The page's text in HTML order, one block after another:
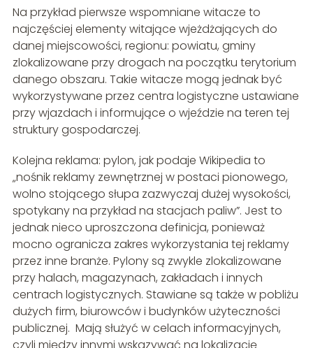
Na przykład pierwsze wspomniane witacze to
najczęściej elementy witające wjeżdżających do
danej miejscowości, regionu: powiatu, gminy
zlokalizowane przy drogach na początku terytorium
danego obszaru. Takie witacze mogą jednak być
wykorzystywane przez centra logistyczne ustawiane
przy wjazdach i informujące o wjeździe na teren tej
struktury gospodarczej.
Kolejna reklama: pylon, jak podaje Wikipedia to
„nośnik reklamy zewnętrznej w postaci pionowego,
wolno stojącego słupa zazwyczaj dużej wysokości,
spotykany na przykład na stacjach paliw”. Jest to
jednak nieco uproszczona definicja, ponieważ
mocno ogranicza zakres wykorzystania tej reklamy
przez inne branże. Pylony są zwykle zlokalizowane
przy halach, magazynach, zakładach i innych
centrach logistycznych. Stawiane są także w pobliżu
dużych firm, biurowców i budynków użyteczności
publicznej. Mają służyć w celach informacyjnych,